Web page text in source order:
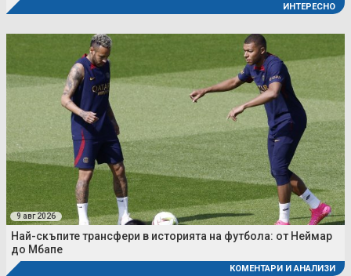
ИНТЕРЕСНО
9 авг 2026
Най-скъпите трансфери в историята на футбола: от Неймар
до Мбапе
КОМЕНТАРИ И АНАЛИЗИ